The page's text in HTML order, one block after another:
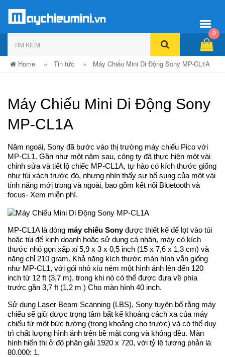
0
Home » Tin tức » Máy Chiếu Mini Di Động Sony MP-CL1A
Máy Chiếu Mini Di Động Sony
MP-CL1A
Năm ngoái, Sony đã bước vào thị trường máy chiếu Pico với
MP-CL1. Gần như một năm sau, công ty đã thực hiện một vài
chỉnh sửa và tiết lộ chiếc MP-CL1A, tự hào có kích thước giống
như túi xách trước đó, nhưng nhìn thấy sự bổ sung của một vài
tính năng mới trong và ngoài, bao gồm kết nối Bluetooth và
focus- Xem miễn phí.
MP-CL1A là dòng máy chiếu Sonyđược thiết kế để lọt vào túi
hoặc túi để kinh doanh hoặc sử dụng cá nhân, máy có kích
thước nhỏ gọn xấp xỉ 5,9 x 3 x 0,5 inch (15 x 7,6 x 1,3 cm) và
nặng chỉ 210 gram. Khả năng kích thước màn hình vẫn giống
như MP-CL1, với gói nhỏ xíu ném một hình ảnh lên đến 120
inch từ 12 ft (3,7 m), trong khi nó có thể được đưa về phía
trước gần 3,7 ft (1,2 m ) Cho màn hình 40 inch.
Sử dụng Laser Beam Scanning (LBS), Sony tuyên bố rằng máy
chiếu sẽ giữ được trọng tâm bất kể khoảng cách xa của máy
chiếu từ một bức tường (trong khoảng cho trước) và có thể duy
trì chất lượng hình ảnh trên bề mặt cong và không đều. Màn
hình hiển thị ở độ phân giải 1920 x 720, với tỷ lệ tương phản là
80.000: 1.